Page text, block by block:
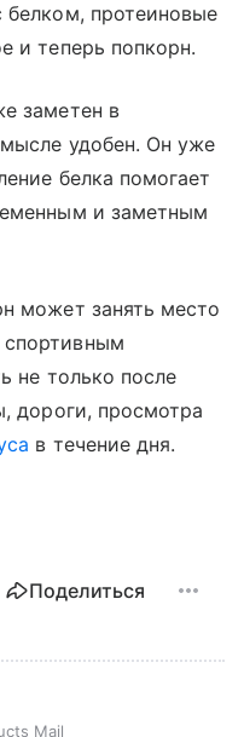
протеиновые
и теперь попкорн.
заметен в
удобен. Он уже
белка помогает
и заметным
может занять место
не только после
дороги, просмотра
в течение дня.
Поделиться
Mail